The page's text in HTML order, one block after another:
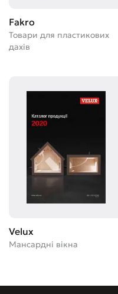
Fakro
Товари для пластикових
дахів
Velux
Мансардні вікна